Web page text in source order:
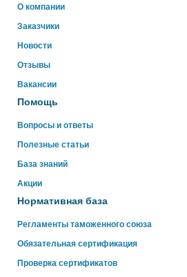
О компании
Заказчики
Новости
Отзывы
Вакансии
Помощь
Вопросы и ответы
Полезные статьи
База знаний
Акции
Нормативная база
Регламенты таможенного союза
Обязательная сертификация
Проверка сертификатов
Здравствуйте!
Свяжитесь с нами через